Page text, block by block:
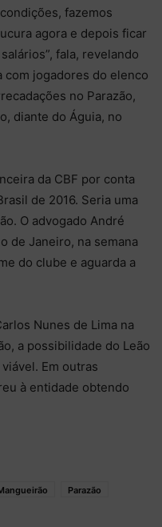
fazemos
agora e depois ficar
fala, revelando
com jogadores do elenco
no Parazão,
diante do Águia, no
da CBF por conta
de 2016. Seria uma
O advogado André
de Janeiro, na semana
do clube e aguarda a
Nunes de Lima na
a possibilidade do Leão
Em outras
à entidade obtendo
Parazão